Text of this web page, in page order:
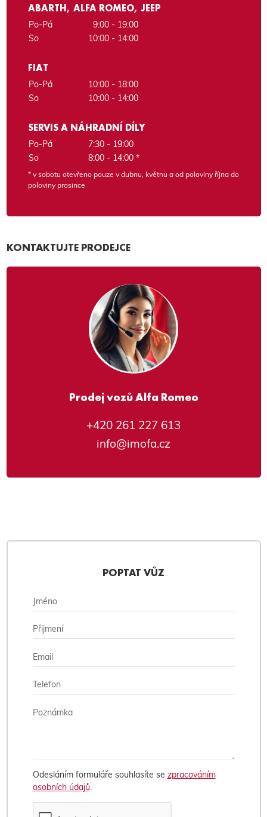
ABARTH, ALFA ROMEO, JEEP
Po-Pá
9:00 - 19:00
So
10:00 - 14:00
FIAT
Po-Pá
10:00 - 18:00
So
10:00 - 14:00
SERVIS A NÁHRADNÍ DÍLY
Po-Pá
7:30 - 19:00
So
8:00 - 14:00 *
* v sobotu otevřeno pouze v dubnu, květnu a od poloviny října do
poloviny prosince
KONTAKTUJTE PRODEJCE
Prodej vozů Alfa Romeo
+420 261 227 613
info@imofa.cz
POPTAT VŮZ
Odesláním formuláře souhlasíte se zpracováním
osobních údajů.